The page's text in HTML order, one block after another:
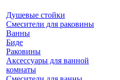
Душевые стойки
Смесители для раковины
Ванны
Биде
Раковины
Аксессуары для ванной
комнаты